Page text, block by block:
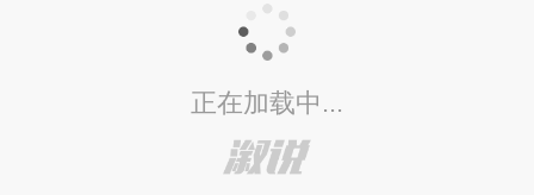
正在加载中...